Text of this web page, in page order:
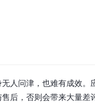
人问津，也难有成效。
后，否则会带来大量差